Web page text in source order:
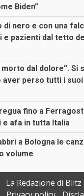
Biden”
di nero e con una
e pazienti dal tetto
dal dolore”. Si
aver perso tutti i
fino a
e afa in tutta Italia
a Bologna le
volume
La Redazione di